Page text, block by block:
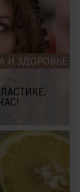
И ЗДОРОВЬЕ